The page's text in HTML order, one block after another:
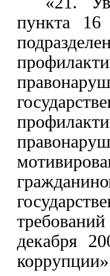
пункта 16
декабря
коррупции»